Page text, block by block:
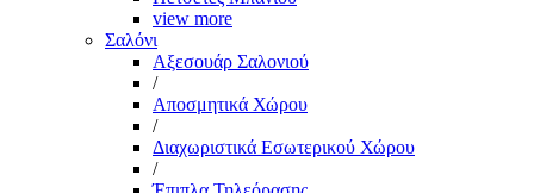
view more
Σαλόνι
Αξεσουάρ Σαλονιού
/
Αποσμητικά Χώρου
/
Διαχωριστικά Εσωτερικού Χώρου
/